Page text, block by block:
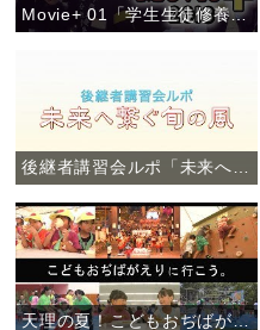
Movie+ 01「学生生徒修養会・高校卒業生コース」
後継者講習会ルポ「未来へ繋ぐ旬の風」
天理の夏！こどもおぢばがえりに行こう。